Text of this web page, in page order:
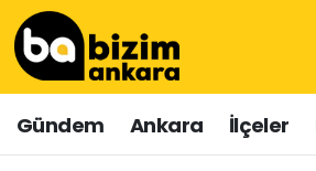
Gündem Ankara İlçeler
Hava Durumu
Trafik Durumu